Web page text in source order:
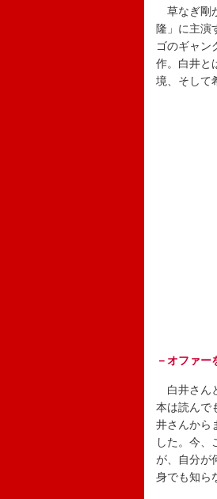
草なぎ剛
隆」に主演
ゴのギャン
作。白井と
境、そして
－オファー
白井さん
本は読んで
井さんから
した。今
が、自分が
身でも知ら